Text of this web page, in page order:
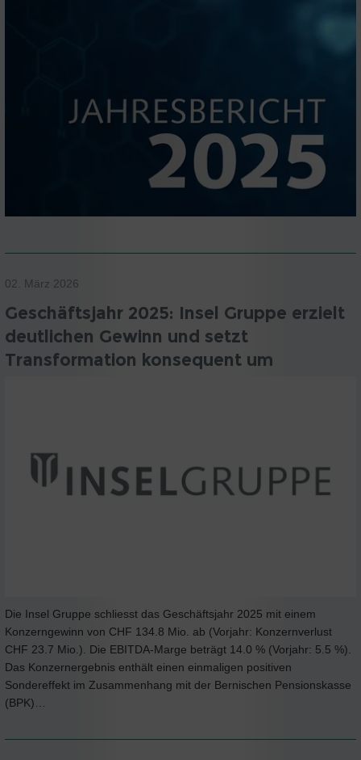
02. März 2026
Geschäftsjahr 2025: Insel Gruppe erzielt
deutlichen Gewinn und setzt
Transformation konsequent um
Die Insel Gruppe schliesst das Geschäftsjahr 2025 mit einem
Konzerngewinn von CHF 134.8 Mio. ab (Vorjahr: Konzernverlust
CHF 23.7 Mio.). Die EBITDA-Marge beträgt 14.0 % (Vorjahr: 5.5 %).
Das Konzernergebnis enthält einen einmaligen positiven
Sondereffekt im Zusammenhang mit der Bernischen Pensionskasse
(BPK)…